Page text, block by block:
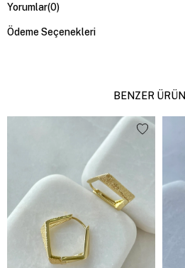
Yorumlar(0)
Ödeme Seçenekleri
BENZER